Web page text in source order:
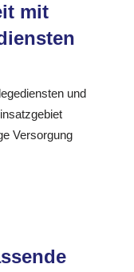
mit
und
Versorgung